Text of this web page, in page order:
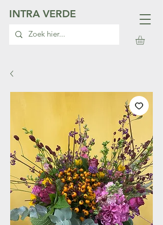
INTRA VERDE